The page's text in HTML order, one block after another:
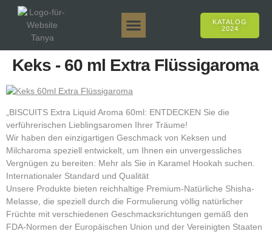
KATALOG
2024
Keks - 60 ml Extra Flüssigaroma
„BISCUITS Extra Liquid Aroma 60ml: ENTDECKEN Sie die
verführerischen Lieblingsaromen Ihrer Träume!
Wir haben den einzigartigen Geschmack von Keksen und
Milcharoma speziell entwickelt, um Ihnen ein unvergessliches
Vergnügen zu bereiten: Mehr als Sie in Karamel Hookah suchen.
Internationaler Standard und Qualität
Unsere Produkte bieten reichhaltige Premium-Natürliche Shisha-
Melasse, die speziell durch die Formulierung völlig natürlicher
Früchte mit verschiedenen Geschmacksrichtungen gemäß den
FDA-Normen der Europäischen Union und der Vereinigten Staaten